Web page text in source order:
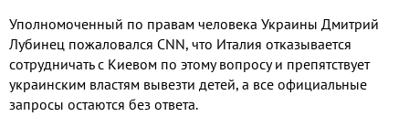
Уполномоченный по правам человека Украины Дмитрий
Лубинец пожаловался CNN, что Италия отказывается
сотрудничать с Киевом по этому вопросу и препятствует
украинским властям вывезти детей, а все официальные
запросы остаются без ответа.